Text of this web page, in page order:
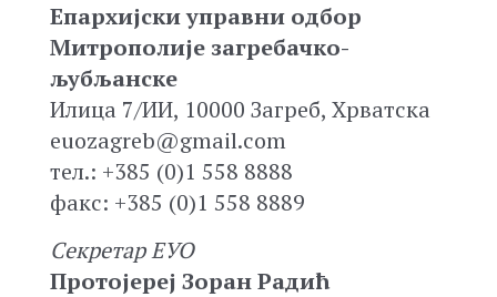
Епархијски управни одбор
Митрополије загребачко-
љубљанске
Илица 7/ИИ, 10000 Загреб, Хрватска
euozagreb@gmail.com
тел.: +385 (0)1 558 8888
факс: +385 (0)1 558 8889
Секретар ЕУО
Протојереј Зоран Радић